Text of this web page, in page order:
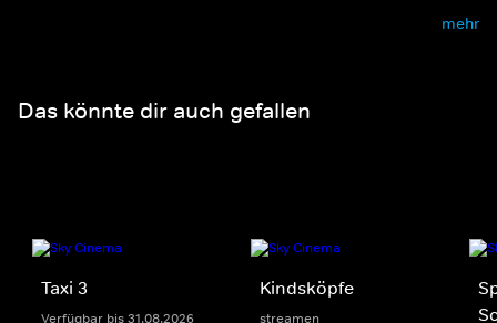
mehr
Das könnte dir auch gefallen
Taxi 3
Verfügbar bis 31.08.2026
Kindsköpfe
streamen